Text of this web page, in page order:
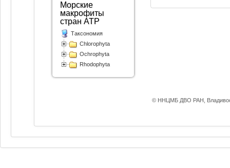
Морские
макрофиты
стран АТР
Таксономия
Chlorophyta
Ochrophyta
Rhodophyta
© ННЦМБ ДВО РАН,